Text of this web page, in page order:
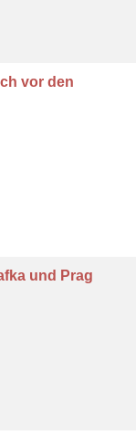
vor den
und Prag